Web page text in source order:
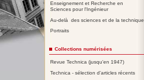
Enseignement et Recherche en
Sciences pour l'Ingénieur
Au-delà des sciences et de la technique
Portraits
Collections numérisées
Revue Technica (jusqu'en 1947)
Technica - sélection d'articles récents